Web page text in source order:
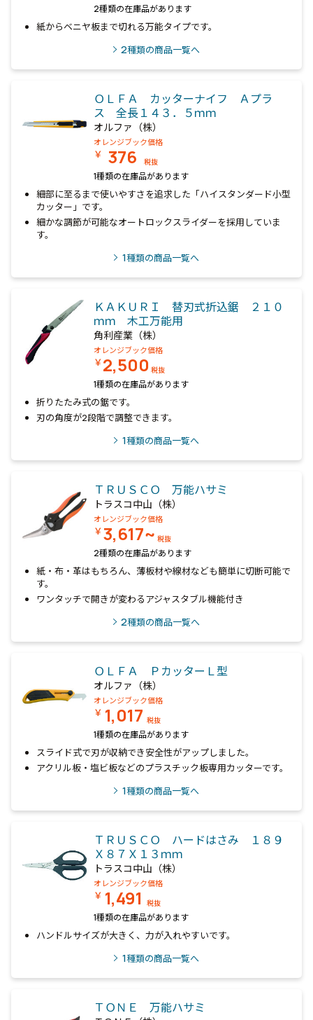
2種類の在庫品があります
紙からベニヤ板まで切れる万能タイプです。
2種類の商品一覧へ
ＯＬＦＡ カッターナイフ Ａプラ
ス 全長１４３．５ｍｍ
オルファ（株）
オレンジブック価格
￥ 376 税抜
1種類の在庫品があります
細部に至るまで使いやすさを追求した「ハイスタンダード小型
カッター」です。
細かな調節が可能なオートロックスライダーを採用していま
す。
1種類の商品一覧へ
ＫＡＫＵＲＩ 替刃式折込鋸 ２１０
ｍｍ 木工万能用
角利産業（株）
オレンジブック価格
￥2,500 税抜
1種類の在庫品があります
折りたたみ式の鋸です。
刃の角度が2段階で調整できます。
1種類の商品一覧へ
ＴＲＵＳＣＯ 万能ハサミ
トラスコ中山（株）
オレンジブック価格
￥3,617~ 税抜
2種類の在庫品があります
紙・布・革はもちろん、薄板材や線材なども簡単に切断可能で
す。
ワンタッチで開きが変わるアジャスタブル機能付き
2種類の商品一覧へ
ＯＬＦＡ ＰカッターＬ型
オルファ（株）
オレンジブック価格
￥ 1,017 税抜
1種類の在庫品があります
スライド式で刃が収納でき安全性がアップしました。
アクリル板・塩ビ板などのプラスチック板専用カッターです。
1種類の商品一覧へ
ＴＲＵＳＣＯ ハードはさみ １８９
Ｘ８７Ｘ１３ｍｍ
トラスコ中山（株）
オレンジブック価格
￥ 1,491 税抜
1種類の在庫品があります
ハンドルサイズが大きく、力が入れやすいです。
1種類の商品一覧へ
ＴＯＮＥ 万能ハサミ